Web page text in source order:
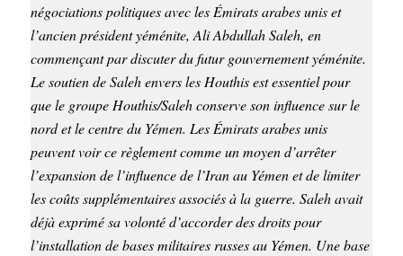
négociations politiques avec les Émirats arabes unis et
l’ancien président yéménite, Ali Abdullah Saleh, en
commençant par discuter du futur gouvernement yéménite.
Le soutien de Saleh envers les Houthis est essentiel pour
que le groupe Houthis/Saleh conserve son influence sur le
nord et le centre du Yémen. Les Émirats arabes unis
peuvent voir ce règlement comme un moyen d’arrêter
l’expansion de l’influence de l’Iran au Yémen et de limiter
les coûts supplémentaires associés à la guerre. Saleh avait
déjà exprimé sa volonté d’accorder des droits pour
l’installation de bases militaires russes au Yémen. Une base